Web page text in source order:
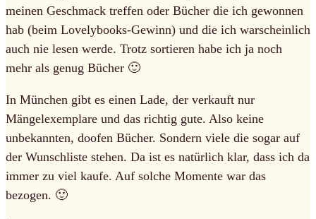
meinen Geschmack treffen oder Bücher die ich gewonnen
hab (beim Lovelybooks-Gewinn) und die ich warscheinlich
auch nie lesen werde. Trotz sortieren habe ich ja noch
mehr als genug Bücher 🙂
In München gibt es einen Lade, der verkauft nur
Mängelexemplare und das richtig gute. Also keine
unbekannten, doofen Bücher. Sondern viele die sogar auf
der Wunschliste stehen. Da ist es natürlich klar, dass ich da
immer zu viel kaufe. Auf solche Momente war das
bezogen. 🙂